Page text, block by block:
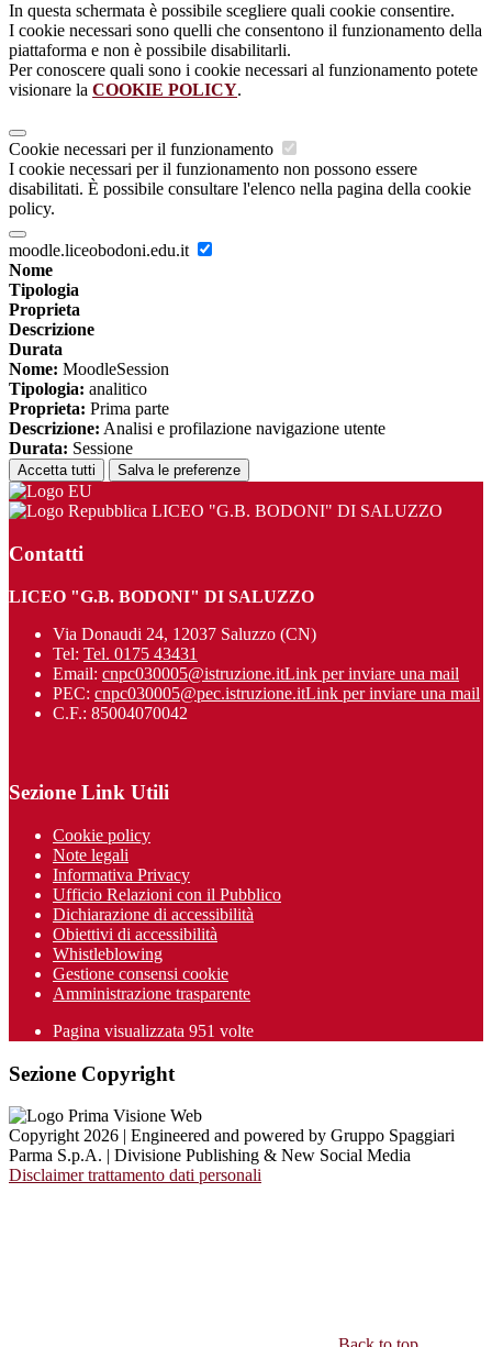
In questa schermata è possibile scegliere quali cookie consentire.
I cookie necessari sono quelli che consentono il funzionamento della
piattaforma e non è possibile disabilitarli.
Per conoscere quali sono i cookie necessari al funzionamento potete
visionare la COOKIE POLICY.
Cookie necessari per il funzionamento
I cookie necessari per il funzionamento non possono essere
disabilitati. È possibile consultare l'elenco nella pagina della cookie
policy.
moodle.liceobodoni.edu.it
Nome
Tipologia
Proprieta
Descrizione
Durata
Nome: MoodleSession
Tipologia: analitico
Proprieta: Prima parte
Descrizione: Analisi e profilazione navigazione utente
Durata: Sessione
Accetta tutti Salva le preferenze
LICEO "G.B. BODONI" DI SALUZZO
Contatti
LICEO "G.B. BODONI" DI SALUZZO
Via Donaudi 24, 12037 Saluzzo (CN)
Tel: Tel. 0175 43431
Email: cnpc030005@istruzione.itLink per inviare una mail
PEC: cnpc030005@pec.istruzione.itLink per inviare una mail
C.F.: 85004070042
Sezione Link Utili
Cookie policy
Note legali
Informativa Privacy
Ufficio Relazioni con il Pubblico
Dichiarazione di accessibilità
Obiettivi di accessibilità
Whistleblowing
Gestione consensi cookie
Amministrazione trasparente
Pagina visualizzata 951 volte
Sezione Copyright
Copyright 2026 | Engineered and powered by Gruppo Spaggiari
Parma S.p.A. | Divisione Publishing & New Social Media
Disclaimer trattamento dati personali